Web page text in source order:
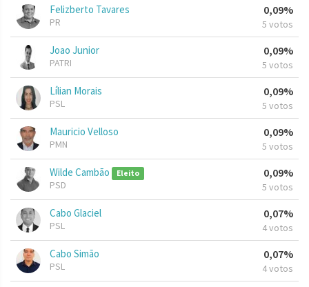
Felizberto Tavares
PR
0,09%
5 votos
Joao Junior
PATRI
0,09%
5 votos
Lílian Morais
PSL
0,09%
5 votos
Mauricio Velloso
PMN
0,09%
5 votos
Wilde Cambão Eleito
PSD
0,09%
5 votos
Cabo Glaciel
PSL
0,07%
4 votos
Cabo Simão
PSL
0,07%
4 votos